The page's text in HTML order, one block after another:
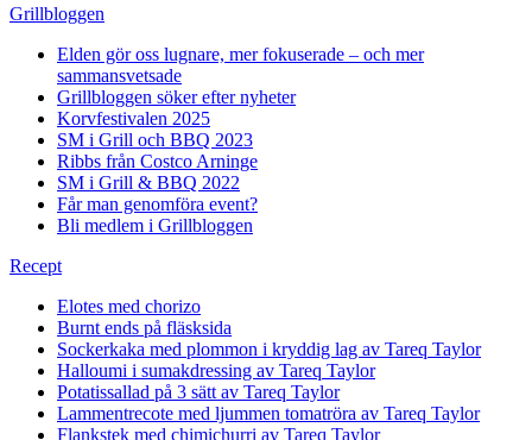
Grillbloggen
Elden gör oss lugnare, mer fokuserade – och mer
sammansvetsade
Grillbloggen söker efter nyheter
Korvfestivalen 2025
SM i Grill och BBQ 2023
Ribbs från Costco Arninge
SM i Grill & BBQ 2022
Får man genomföra event?
Bli medlem i Grillbloggen
Recept
Elotes med chorizo
Burnt ends på fläsksida
Sockerkaka med plommon i kryddig lag av Tareq Taylor
Halloumi i sumakdressing av Tareq Taylor
Potatissallad på 3 sätt av Tareq Taylor
Lammentrecote med ljummen tomatröra av Tareq Taylor
Flankstek med chimichurri av Tareq Taylor